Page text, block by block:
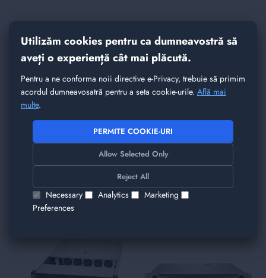
Utilizăm cookies pentru ca dumneavostră să
aveți o experiență cât mai plăcută.
Pentru a ne conforma noii directive e-Privacy, trebuie să primim
acordul dumneavosatră pentru a seta cookie-urile. Află mai
multe.
PERMITE COOKIE-URI
Allow Selected Only
Reject All
Necessary Analytics
Marketing
Preferences
TRIMITE
Am găsit alte produse care v-ar plăcea!